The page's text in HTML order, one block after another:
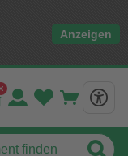
Anzeigen